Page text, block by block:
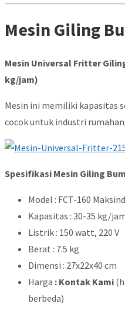
Mesin Giling
Mesin Universal Fritter
kg/jam)
Mesin ini memiliki kapasitas
cocok untuk industri
Spesifikasi Mesin Giling
Model : FCT-160
Kapasitas : 30-35 kg/
Listrik : 150 watt, 220 V
Berat : 7.5 kg
Dimensi : 27x22x40 cm
Harga : Kontak Kami
berbeda)